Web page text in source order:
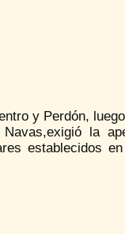
y Perdón,
la
establecidos